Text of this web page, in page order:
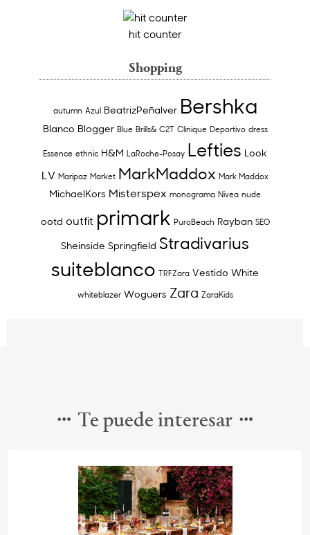
hit counter
Shopping
autumn Azul BeatrizPeñalver Bershka
Blanco Blogger Blue Brills& C2T Clinique Deportivo dress
Essence ethnic H&M LaRoche-Posay Lefties Look
LV Maripaz Market MarkMaddox Mark Maddox
MichaelKors Misterspex monograma Nivea nude
ootd outfit primark PuroBeach Rayban SEO
Sheinside Springfield Stradivarius
suiteblanco TRFZara Vestido White
whiteblazer Woguers Zara ZaraKids
Te puede interesar